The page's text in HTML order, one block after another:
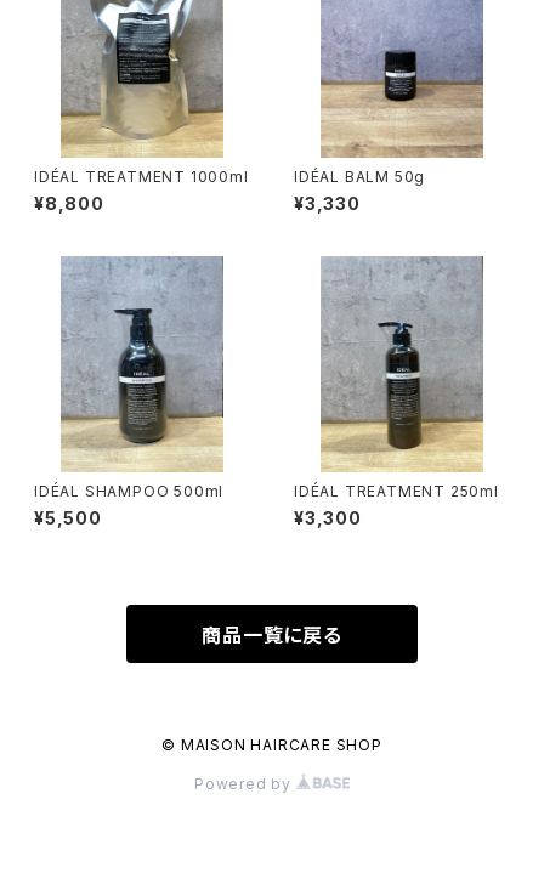
IDÉAL TREATMENT 1000ml
¥8,800
IDÉAL BALM 50g
¥3,330
IDÉAL SHAMPOO 500ml
¥5,500
IDÉAL TREATMENT 250ml
¥3,300
商品一覧に戻る
© MAISON HAIRCARE SHOP
Powered by